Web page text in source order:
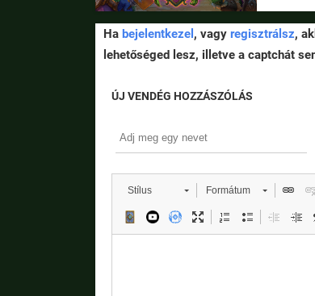
Ha bejelentkezel , vagy regisztrálsz,
lehetőséged lesz, illetve a captchát
ÚJ VENDÉG HOZZÁSZÓLÁS
Stílus Formátum